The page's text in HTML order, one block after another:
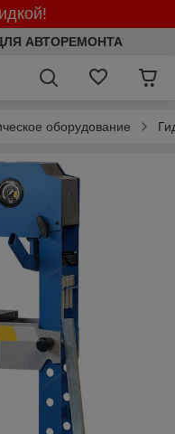
АВТОРЕМОНТА
оборудование